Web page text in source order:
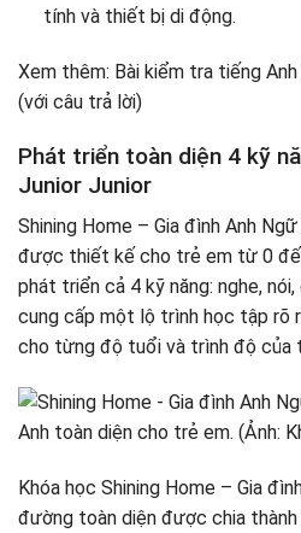
tính và thiết bị di động.
Xem thêm: Bài kiểm tra tiếng
(với câu trả lời)
Phát triển toàn diện 4 kỹ
Junior Junior
Shining Home – Gia đình Anh
được thiết kế cho trẻ em từ 0
phát triển cả 4 kỹ năng: nghe,
cung cấp một lộ trình học tập rõ
cho từng độ tuổi và trình độ của
Khóa học Shining Home – Gia
đường toàn diện được chia